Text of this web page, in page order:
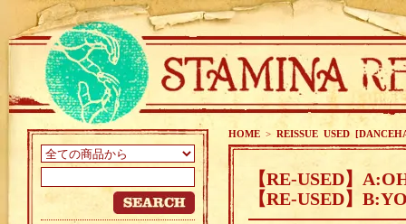
HOME > REISSUE USED
【RE-USED】
【RE-USED】